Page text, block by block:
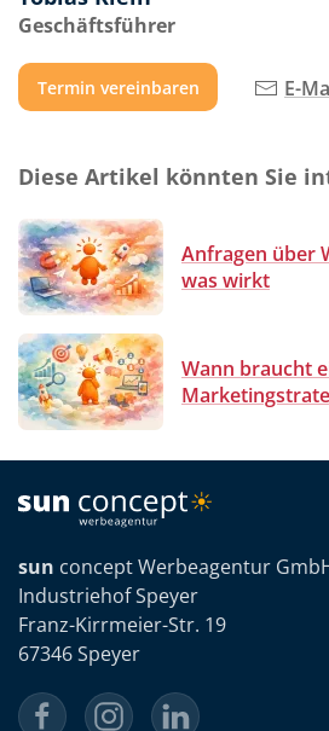
Geschäftsführer
Termin vereinbaren E-
Diese Artikel könnten Sie
Anfragen über
was wirkt
Wann braucht
sun concept Werbeagentur
Industriehof Speyer
Franz-Kirrmeier-Str. 19
67346 Speyer